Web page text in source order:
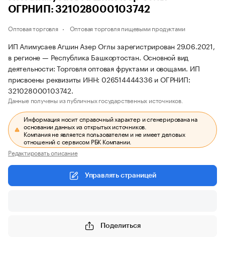
ОГРНИП: 321028000103742
Оптовая торговля Оптовая торговля пищевыми продуктами
ИП Алимусаев Агшин Азер Оглы зарегистрирован 29.06.2021,
в регионе — Республика Башкортостан. Основной вид
деятельности: Торговля оптовая фруктами и овощами. ИП
присвоены реквизиты ИНН: 026514444336 и ОГРНИП:
321028000103742.
Данные получены из публичных государственных источников.
Информация носит справочный характер и сгенерирована на
основании данных из открытых источников.
Компания не является пользователем и не имеет деловых
отношений с сервисом РБК Компании.
Редактировать описание
Управлять страницей
Поделиться